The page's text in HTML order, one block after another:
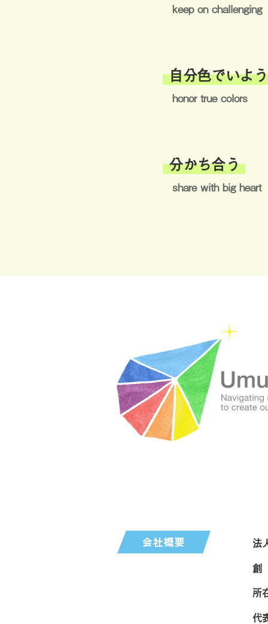
keep on challenging
自分色でいよう
honor true colors
分かち合う
share with big heart
法
創
所
代